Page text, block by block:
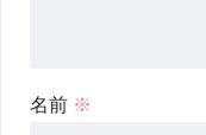
名前 ※